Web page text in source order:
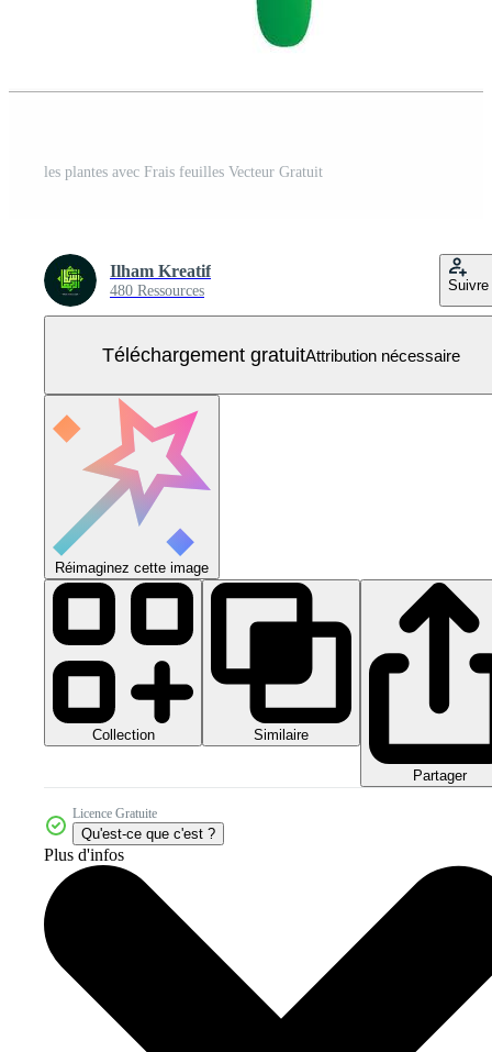
les plantes avec Frais feuilles Vecteur Gratuit
Ilham Kreatif
480 Ressources Suivre
Téléchargement gratuitAttribution nécessaire
Réimaginez cette image
Collection Similaire
Partager
Licence Gratuite
Qu'est-ce que c'est ?
Plus d'infos